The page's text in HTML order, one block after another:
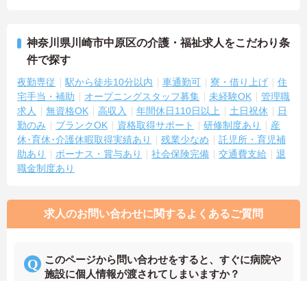
神奈川県川崎市中原区の介護・福祉求人をこだわり条
件で探す
夜勤専従 駅から徒歩10分以内 車通勤可 寮・借り上げ
住
宅手当・補助
オープニングスタッフ募集 未経験OK
管理職
求人
無資格OK 高収入 年間休日110日以上 土日祝休
日
勤のみ
ブランクOK 資格取得サポート 研修制度あり
産
休･育休･介護休暇取得実績あり
残業少なめ
託児所・育児補
助あり
ボーナス・賞与あり 社会保険完備 交通費支給
退
職金制度あり
求人のお問い合わせに関するよくあるご質問
このページから問い合わせをすると、すぐに病院や
施設に個人情報が渡されてしまいますか？